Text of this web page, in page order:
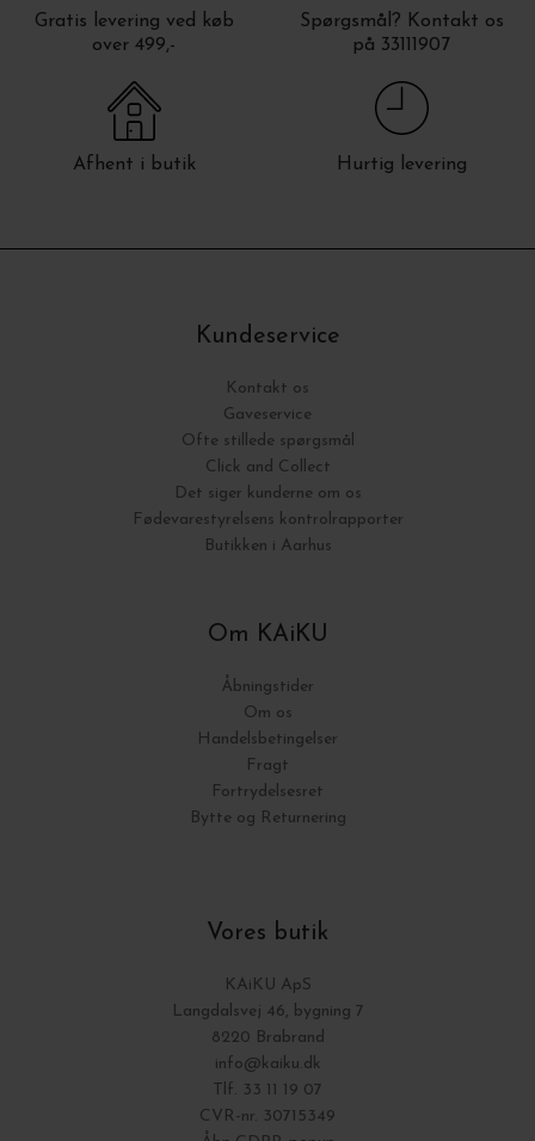
Gratis levering ved køb
over 499,-
Spørgsmål? Kontakt os
på 33111907
Afhent i butik Hurtig levering
Kundeservice
Kontakt os
Gaveservice
Ofte stillede spørgsmål
Click and Collect
Det siger kunderne om os
Fødevarestyrelsens kontrolrapporter
Butikken i Aarhus
Om KAiKU
Åbningstider
Om os
Handelsbetingelser
Fragt
Fortrydelsesret
Bytte og Returnering
Vores butik
KAiKU ApS
Langdalsvej 46, bygning 7
8220 Brabrand
info@kaiku.dk
Tlf. 33 11 19 07
CVR-nr. 30715349